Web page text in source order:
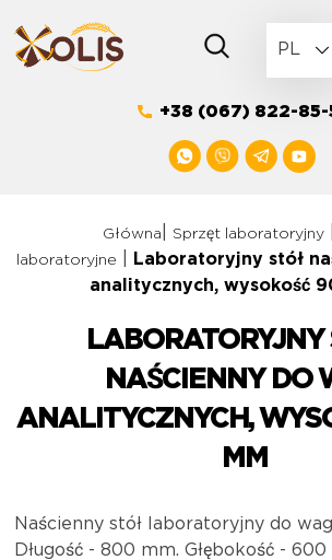
to
content
PL
+38 (067) 822-85-
Główna Sprzęt laboratoryjny
laboratoryjne
Laboratoryjny stół
analitycznych, wysokość
LABORATORYJNY
NAŚCIENNY DO
ANALITYCZNYCH,
MM
Naścienny stół laboratoryjny do
Długość - 800 mm. Głębokość -